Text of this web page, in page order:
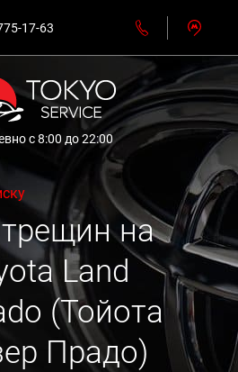
17-63
с 8:00 до 22:00
на
Land
(Тойота
Прадо)